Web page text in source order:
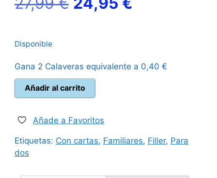
era:
27,99 €.
es:
Disponible
Gana 2 Calaveras equivalente a 0,40 €
Marvel
¡Escaramuza!
New
cantidad
Añadir al carrito
Añade a Favoritos
Etiquetas: Con cartas, Familiares, Filler, Para
dos